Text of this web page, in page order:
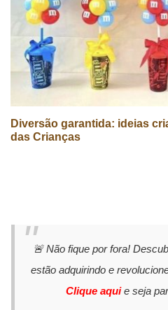
Diversão garantida: ideias
das Crianças
🚨 Não fique por fora!
estão adquirindo e
Clique aquie seja